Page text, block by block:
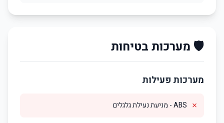
🛡️ מערכות בטיחות
מערכות פעילות
✗ ABS - מניעת נעילת גלגלים